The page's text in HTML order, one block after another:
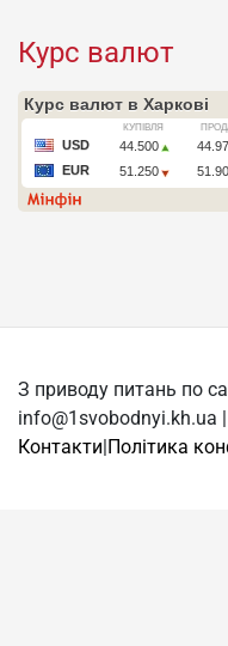
Курс валют
З приводу питань по
info@1svobodnyi.kh.ua |
Контакти|Політика